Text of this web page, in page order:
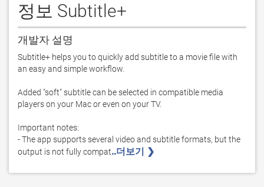
정보 Subtitle+
개발자 설명
Subtitle+ helps you to quickly add subtitle to a movie file with
an easy and simple workflow.
Added "soft" subtitle can be selected in compatible media
players on your Mac or even on your TV.
Important notes:
- The app supports several video and subtitle formats, but the
output is not fully compat..더보기 ❯